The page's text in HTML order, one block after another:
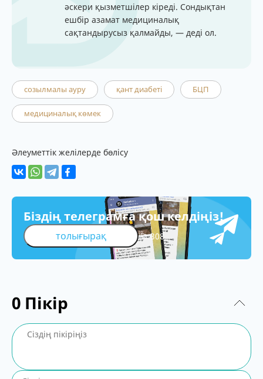
әскери қызметшілер кіреді. Сондықтан
ешбір азамат медициналық
сақтандырусыз қалмайды, — деді ол.
созылмалы ауру қант диабеті БЦП
медициналық көмек
Әлеуметтік желілерде бөлісу
Біздің телеграмға қош келдіңіз!
толығырақ 308
0 Пікір